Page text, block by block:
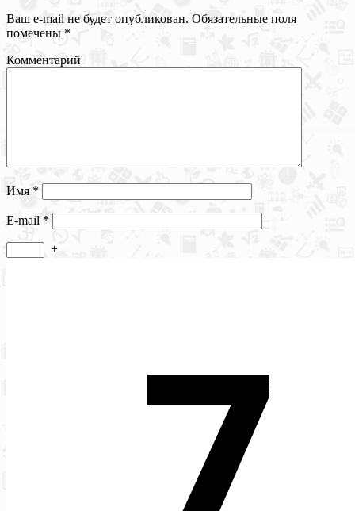
Ваш e-mail не будет опубликован. Обязательные поля
помечены *
Комментарий
Имя *
E-mail *
+